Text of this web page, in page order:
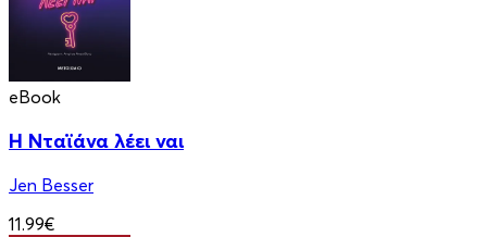
eBook
Η Νταϊάνα λέει ναι
Jen Besser
11.99€